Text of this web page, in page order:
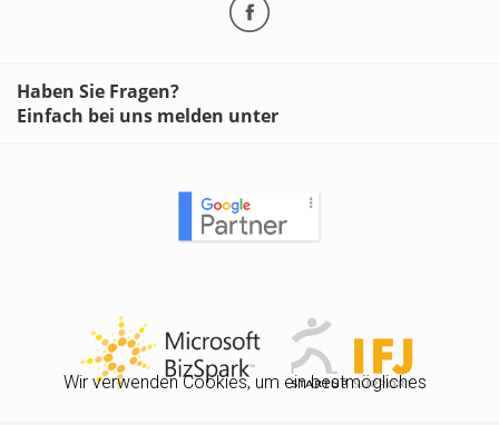
Haben Sie Fragen?
Einfach bei uns melden unter
Wir verwenden Cookies, um ein bestmögliches